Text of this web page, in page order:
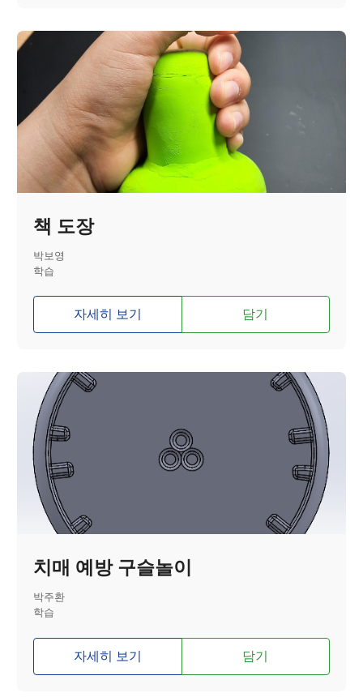
책 도장
박보영
학습
자세히 보기 담기
치매 예방 구슬놀이
박주환
학습
자세히 보기 담기